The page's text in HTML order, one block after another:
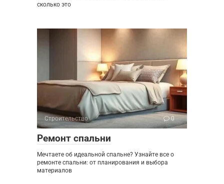
сколько это
Строительство 0
Ремонт спальни
Мечтаете об идеальной спальне? Узнайте все о
ремонте спальни: от планирования и выбора
материалов